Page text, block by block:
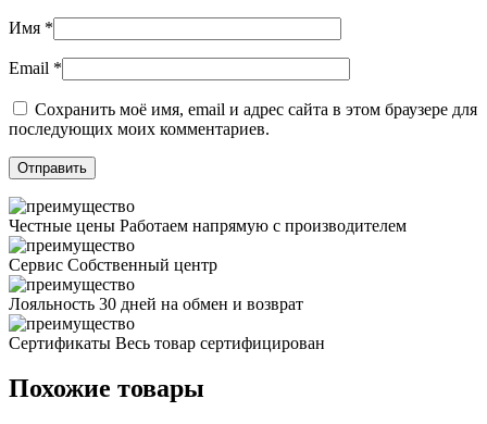
Имя *
Email *
Сохранить моё имя, email и адрес сайта в этом браузере для
последующих моих комментариев.
Честные цены Работаем напрямую с производителем
Сервис Собственный центр
Лояльность 30 дней на обмен и возврат
Сертификаты Весь товар сертифицирован
Похожие товары